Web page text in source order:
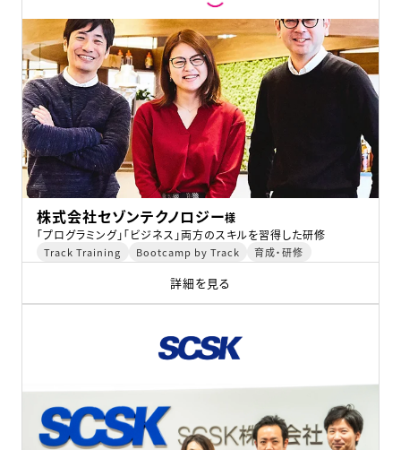
株式会社セゾンテクノロジー様
「プログラミング」「ビジネス」両方のスキルを習得した研修
Track Training Bootcamp by Track 育成・研修
詳細を見る